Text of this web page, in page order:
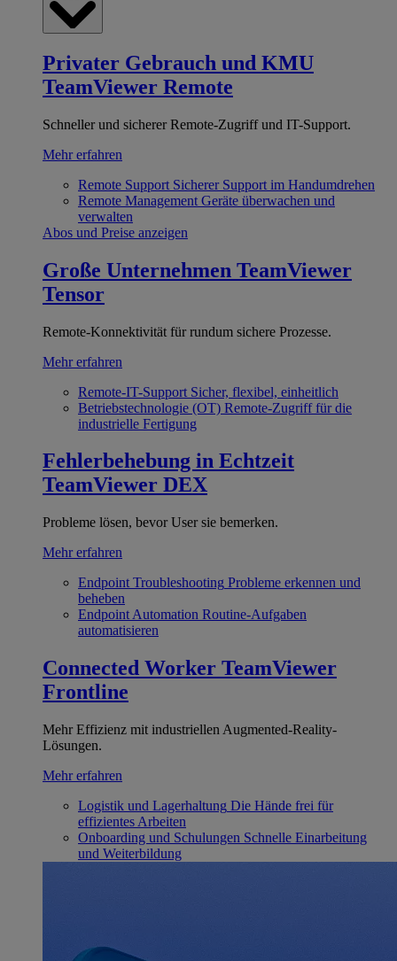
Privater Gebrauch und KMU
TeamViewer Remote
Schneller und sicherer Remote-Zugriff und IT-Support.
Mehr erfahren
Remote Support Sicherer Support im Handumdrehen
Remote Management Geräte überwachen und
verwalten
Abos und Preise anzeigen
Große Unternehmen TeamViewer
Tensor
Remote-Konnektivität für rundum sichere Prozesse.
Mehr erfahren
Remote-IT-Support Sicher, flexibel, einheitlich
Betriebstechnologie (OT) Remote-Zugriff für die
industrielle Fertigung
Fehlerbehebung in Echtzeit
TeamViewer DEX
Probleme lösen, bevor User sie bemerken.
Mehr erfahren
Endpoint Troubleshooting Probleme erkennen und
beheben
Endpoint Automation Routine-Aufgaben
automatisieren
Connected Worker TeamViewer
Frontline
Mehr Effizienz mit industriellen Augmented-Reality-
Lösungen.
Mehr erfahren
Logistik und Lagerhaltung Die Hände frei für
effizientes Arbeiten
Onboarding und Schulungen Schnelle Einarbeitung
und Weiterbildung